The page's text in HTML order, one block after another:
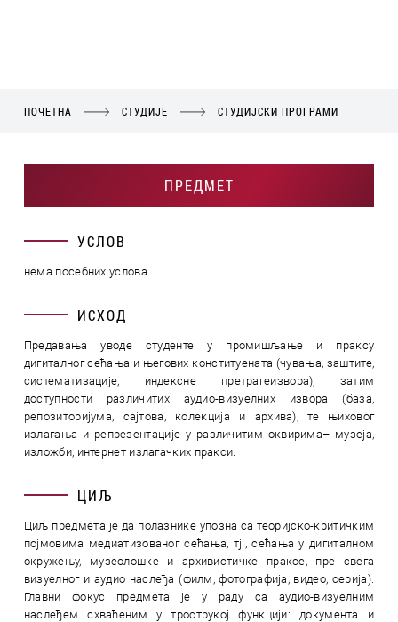
ПОЧЕТНА СТУДИЈЕ СТУДИЈСКИ ПРОГРАМИ
ПРЕДМЕТ
УСЛОВ
нема посебних услова
ИСХОД
Предавања уводе студенте у промишљање и праксу
дигиталног сећања и његових конституената (чувања, заштите,
систематизације, индексне претрагеизвора), затим
доступности различитих аудио-визуелних извора (база,
репозиторијума, сајтова, колекција и архива), те њиховог
излагања и репрезентације у различитим оквирима– музеја,
изложби, интернет излагачких пракси.
ЦИЉ
Циљ предмета је да полазнике упозна са теоријско-критичким
појмовима медиатизованог сећања, тj., сећања у дигиталном
окружењу, музеолошке и архивистичке праксе, пре свега
визуелног и аудио наслеђа (филм, фотографија, видео, серија).
Главни фокус предмета је у раду са аудио-визуелним
наслеђем схваћеним у трострукој функцији: документа и